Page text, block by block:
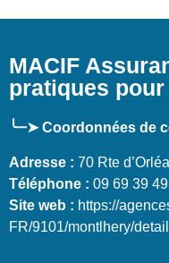
MACIF
pratiques
╰┈➤ Coordonnées de
Adresse : 70 Rte
Téléphone : 09 69 39
Site web : https://
FR/9101/montlhery/